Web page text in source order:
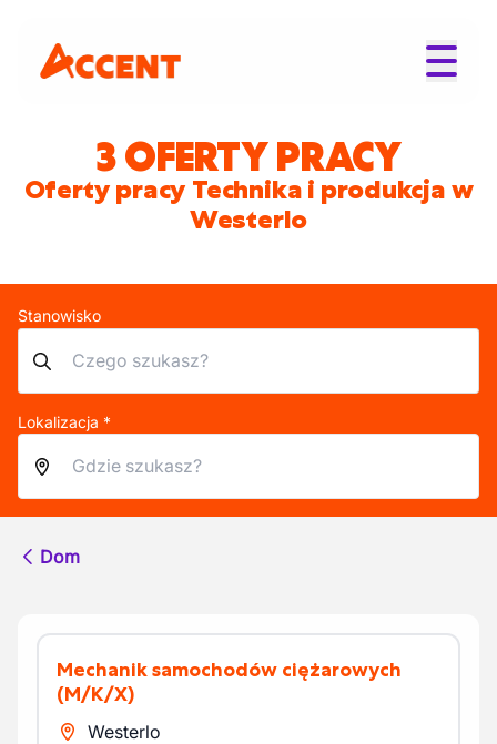
3 OFERTY PRACY
Oferty pracy Technika i produkcja w
Westerlo
Stanowisko
Lokalizacja *
Dom
Mechanik samochodów ciężarowych
(M/K/X)
Westerlo